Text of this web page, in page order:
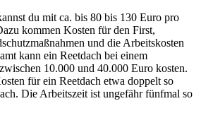
du mit ca. bis 80 bis 130 Euro pro
kommen Kosten für den First,
und die Arbeitskosten
kann ein Reetdach bei einem
10.000 und 40.000 Euro kosten.
für ein Reetdach etwa doppelt so
Die Arbeitszeit ist ungefähr fünfmal so